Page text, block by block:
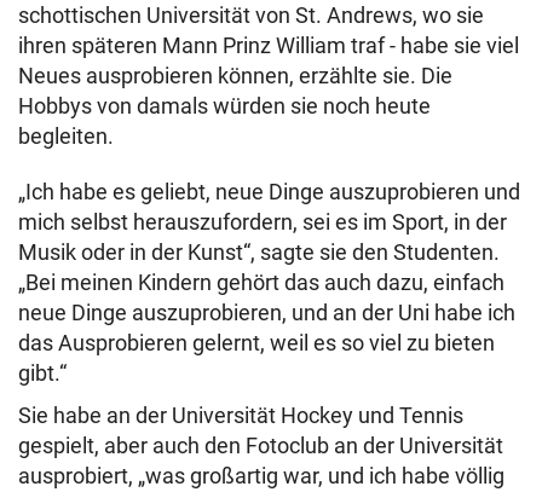
schottischen Universität von St. Andrews, wo sie
ihren späteren Mann Prinz William traf - habe sie viel
Neues ausprobieren können, erzählte sie. Die
Hobbys von damals würden sie noch heute
begleiten.
„Ich habe es geliebt, neue Dinge auszuprobieren und
mich selbst herauszufordern, sei es im Sport, in der
Musik oder in der Kunst“, sagte sie den Studenten.
„Bei meinen Kindern gehört das auch dazu, einfach
neue Dinge auszuprobieren, und an der Uni habe ich
das Ausprobieren gelernt, weil es so viel zu bieten
gibt.“
Sie habe an der Universität Hockey und Tennis
gespielt, aber auch den Fotoclub an der Universität
ausprobiert, „was großartig war, und ich habe völlig